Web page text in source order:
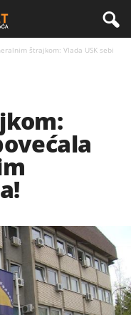
štrajkom: Vlada USK sebi